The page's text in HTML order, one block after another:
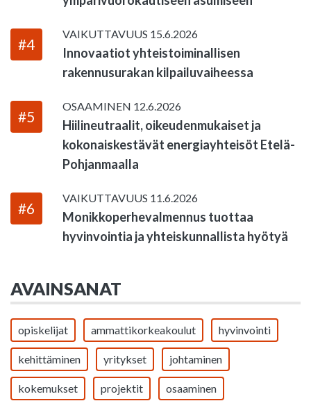
#4
VAIKUTTAVUUS 15.6.2026
Innovaatiot yhteistoiminallisen
rakennusurakan kilpailuvaiheessa
#5
OSAAMINEN 12.6.2026
Hiilineutraalit, oikeudenmukaiset ja
kokonaiskestävät energiayhteisöt Etelä-
Pohjanmaalla
#6
VAIKUTTAVUUS 11.6.2026
Monikkoperhevalmennus tuottaa
hyvinvointia ja yhteiskunnallista hyötyä
AVAINSANAT
opiskelijat ammattikorkeakoulut hyvinvointi
kehittäminen yritykset johtaminen
kokemukset projektit osaaminen